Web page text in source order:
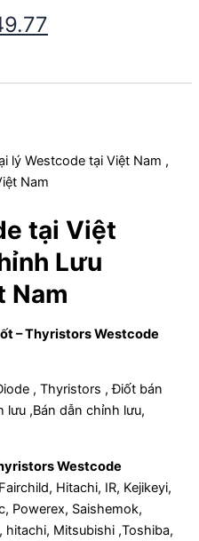
lý Westcode tại Việt Nam ,
Nam
tại Việt
Lưu
Nam
– Thyristors Westcode
, Thyristors , Điốt bán
lưu ,Bán dẫn chỉnh lưu,
Westcode
Hitachi, IR, Kejikeyi,
Powerex, Saishemok,
hitachi, Mitsubishi ,Toshiba,